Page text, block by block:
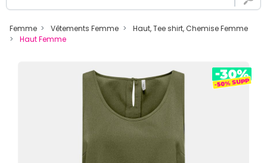
Femme Vêtements Femme
Haut, Tee shirt, Chemise Femme
Haut Femme